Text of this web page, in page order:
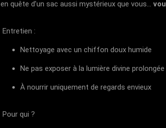
en quête d’un sac aussi mystérieux que vous...
Entretien :
Nettoyage avec un chiffon doux humide
Ne pas exposer à la lumière divine prolongée
À nourrir uniquement de regards envieux
Pour qui ?